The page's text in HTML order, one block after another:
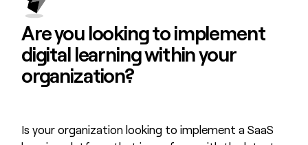
Are you looking toimplement
digital learningwithin your
organization?
Is your organization looking to implement a SaaS